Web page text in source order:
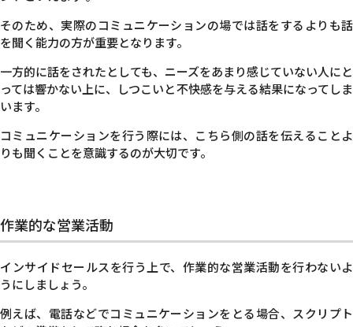
そのため、実際のコミュニケーションの場では話をするよりも話
を聞く能力の方が重要となります。
一方的に話をされたとしても、ニーズをあまり感じていない人にと
っては響かない上に、しつこいと不快感を与える結果になってしま
います。
コミュニケーションを行う際には、こちら側の話を伝えることよ
りも聞くことを意識するのが大切です。
作業的な営業活動
インサイドセールスを行う上で、作業的な営業活動を行わないよ
うにしましょう。
例えば、電話などでコミュニケーションをとる場合、スクリプト